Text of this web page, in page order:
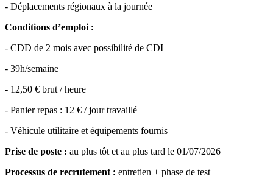
- Déplacements régionaux à la journée
Conditions d’emploi :
- CDD de 2 mois avec possibilité de CDI
- 39h/semaine
- 12,50 € brut / heure
- Panier repas : 12 € / jour travaillé
- Véhicule utilitaire et équipements fournis
Prise de poste : au plus tôt et au plus tard le 01/07/2026
Processus de recrutement : entretien + phase de test